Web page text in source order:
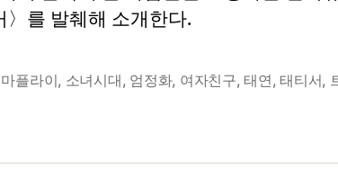
〉를 발췌해 소개한다.
마플라이, 소녀시대, 엄정화, 여자친구,태연,태티서,